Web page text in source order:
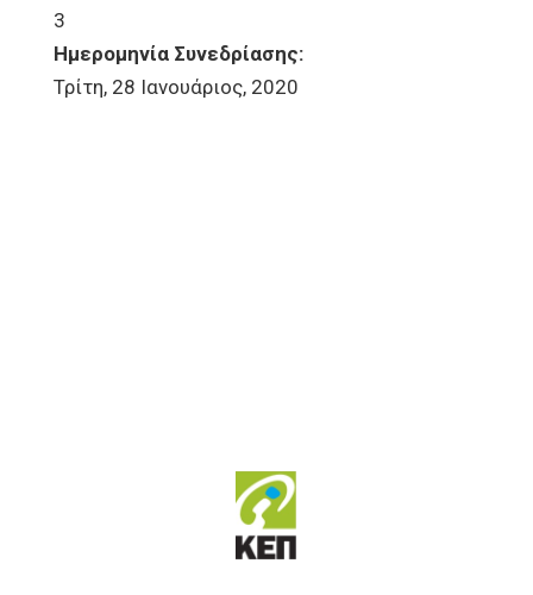
3
Ημερομηνία Συνεδρίασης:
Τρίτη, 28 Ιανουάριος, 2020